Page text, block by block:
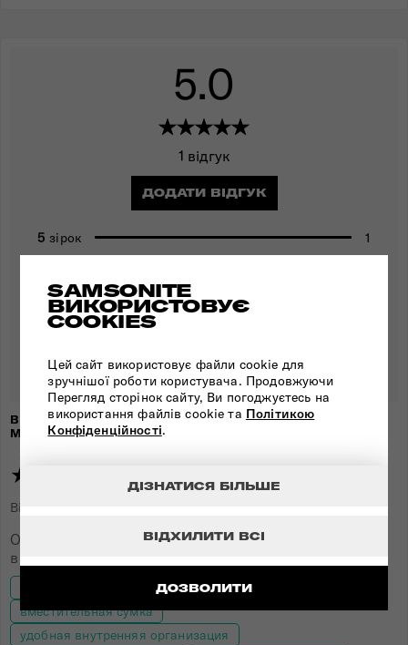
SAMSONITE
ВИКОРИСТОВУЄ
COOKIES
Цей сайт використовує файли cookie для
зручнішої роботи користувача. Продовжуючи
Перегляд сторінок сайту, Ви погоджуєтесь на
використання файлів cookie та Політикою
Конфіденційності.
ДОЗВОЛИТИ
ВІДХИЛИТИ ВСІ
ДІЗНАТИСЯ БІЛЬШЕ
5.0
1 відгук
ДОДАТИ ВІДГУК
5 зірок 1
зірки
зірки
зірка
ВІДГУКИ ПОКУПЦІВ ПРО ТОВАР "ДОРОЖНЯ СУМКА
MOVE 5.0 BLACK"
★★★★★
Відгук додано
Очень удобная сумка - беру и в короткие поездки, и
в зал на тренировки
влагостойкая сумка
вместительная сумка
удобная внутренняя организация